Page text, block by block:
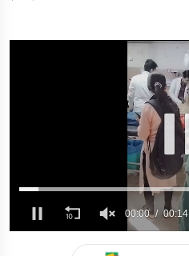
00:01 00:14